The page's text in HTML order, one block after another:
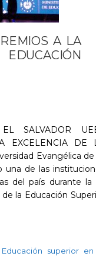
A LA
SALVADOR
EXCELENCIA DE
Evangélica de
una de las
del país durante la
la Educación
Educación superior en